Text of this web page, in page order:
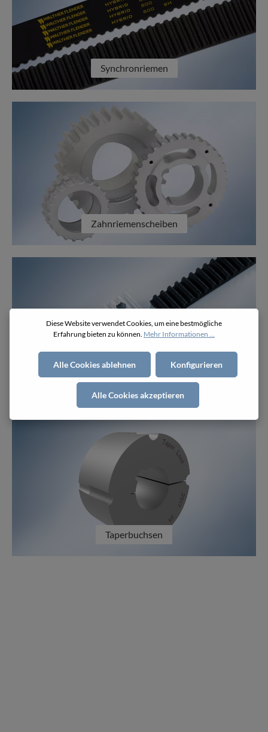
Synchronriemen
Zahnriemenscheiben
Klemmplatten
Taperbuchsen
Diese Website verwendet Cookies, um eine bestmögliche
Erfahrung bieten zu können. Mehr Informationen ...
Alle Cookies ablehnen Konfigurieren
Alle Cookies akzeptieren